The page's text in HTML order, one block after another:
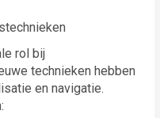
rol bij
technieken hebben
en navigatie.